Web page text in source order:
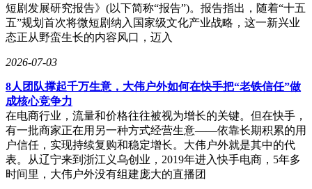
短剧发展研究报告》(以下简称“报告”)。报告指出，随着“十五
五”规划首次将微短剧纳入国家级文化产业战略，这一新兴业
态正从野蛮生长的内容风口，迈入
2026-07-03
8人团队撑起千万生意，大伟户外如何在快手把“老铁信任”做
成核心竞争力
在电商行业，流量和价格往往被视为增长的关键。但在快手，
有一批商家正在用另一种方式经营生意——依靠长期积累的用
户信任，实现持续复购和稳定增长。大伟户外就是其中的代
表。从辽宁来到浙江义乌创业，2019年进入快手电商，5年多
时间里，大伟户外没有组建庞大的直播团